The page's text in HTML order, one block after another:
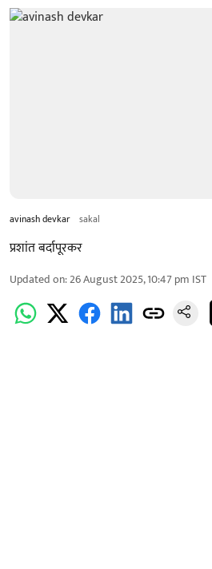
avinash devkar sakal
प्रशांत बर्दापूरकर
Updated on:26 August 2025, 10:47 pm IST